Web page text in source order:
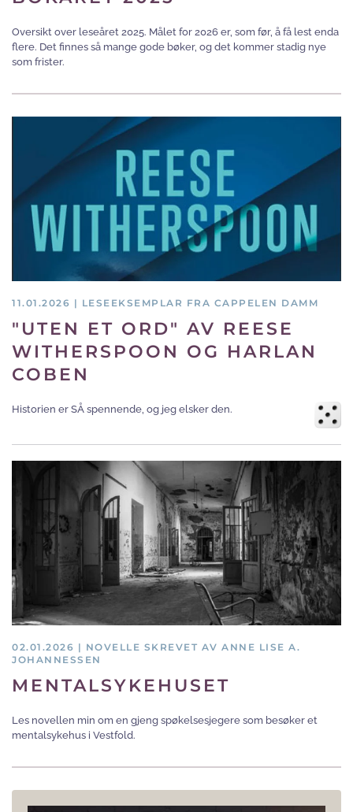
Oversikt over leseåret 2025. Målet for 2026 er, som før, å få lest enda
flere. Det finnes så mange gode bøker, og det kommer stadig nye
som frister.
11.01.2026 | LESEEKSEMPLAR FRA CAPPELEN DAMM
"UTEN ET ORD" AV REESE
WITHERSPOON OG HARLAN
COBEN
Historien er SÅ spennende, og jeg elsker den.
02.01.2026 | NOVELLE SKREVET AV ANNE LISE A.
JOHANNESSEN
MENTALSYKEHUSET
Les novellen min om en gjeng spøkelsesjegere som besøker et
mentalsykehus i Vestfold.